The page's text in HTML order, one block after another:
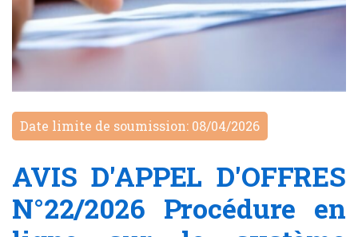
Date limite de soumission: 08/04/2026
AVIS D'APPEL D'OFFRES
N°22/2026 Procédure en